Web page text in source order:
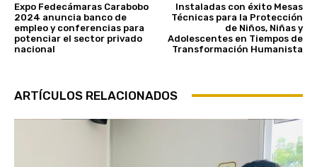
Expo Fedecámaras Carabobo
2024 anuncia banco de
empleo y conferencias para
potenciar el sector privado
nacional
Instaladas con éxito Mesas
Técnicas para la Protección
de Niños, Niñas y
Adolescentes en Tiempos de
Transformación Humanista
ARTÍCULOS RELACIONADOS